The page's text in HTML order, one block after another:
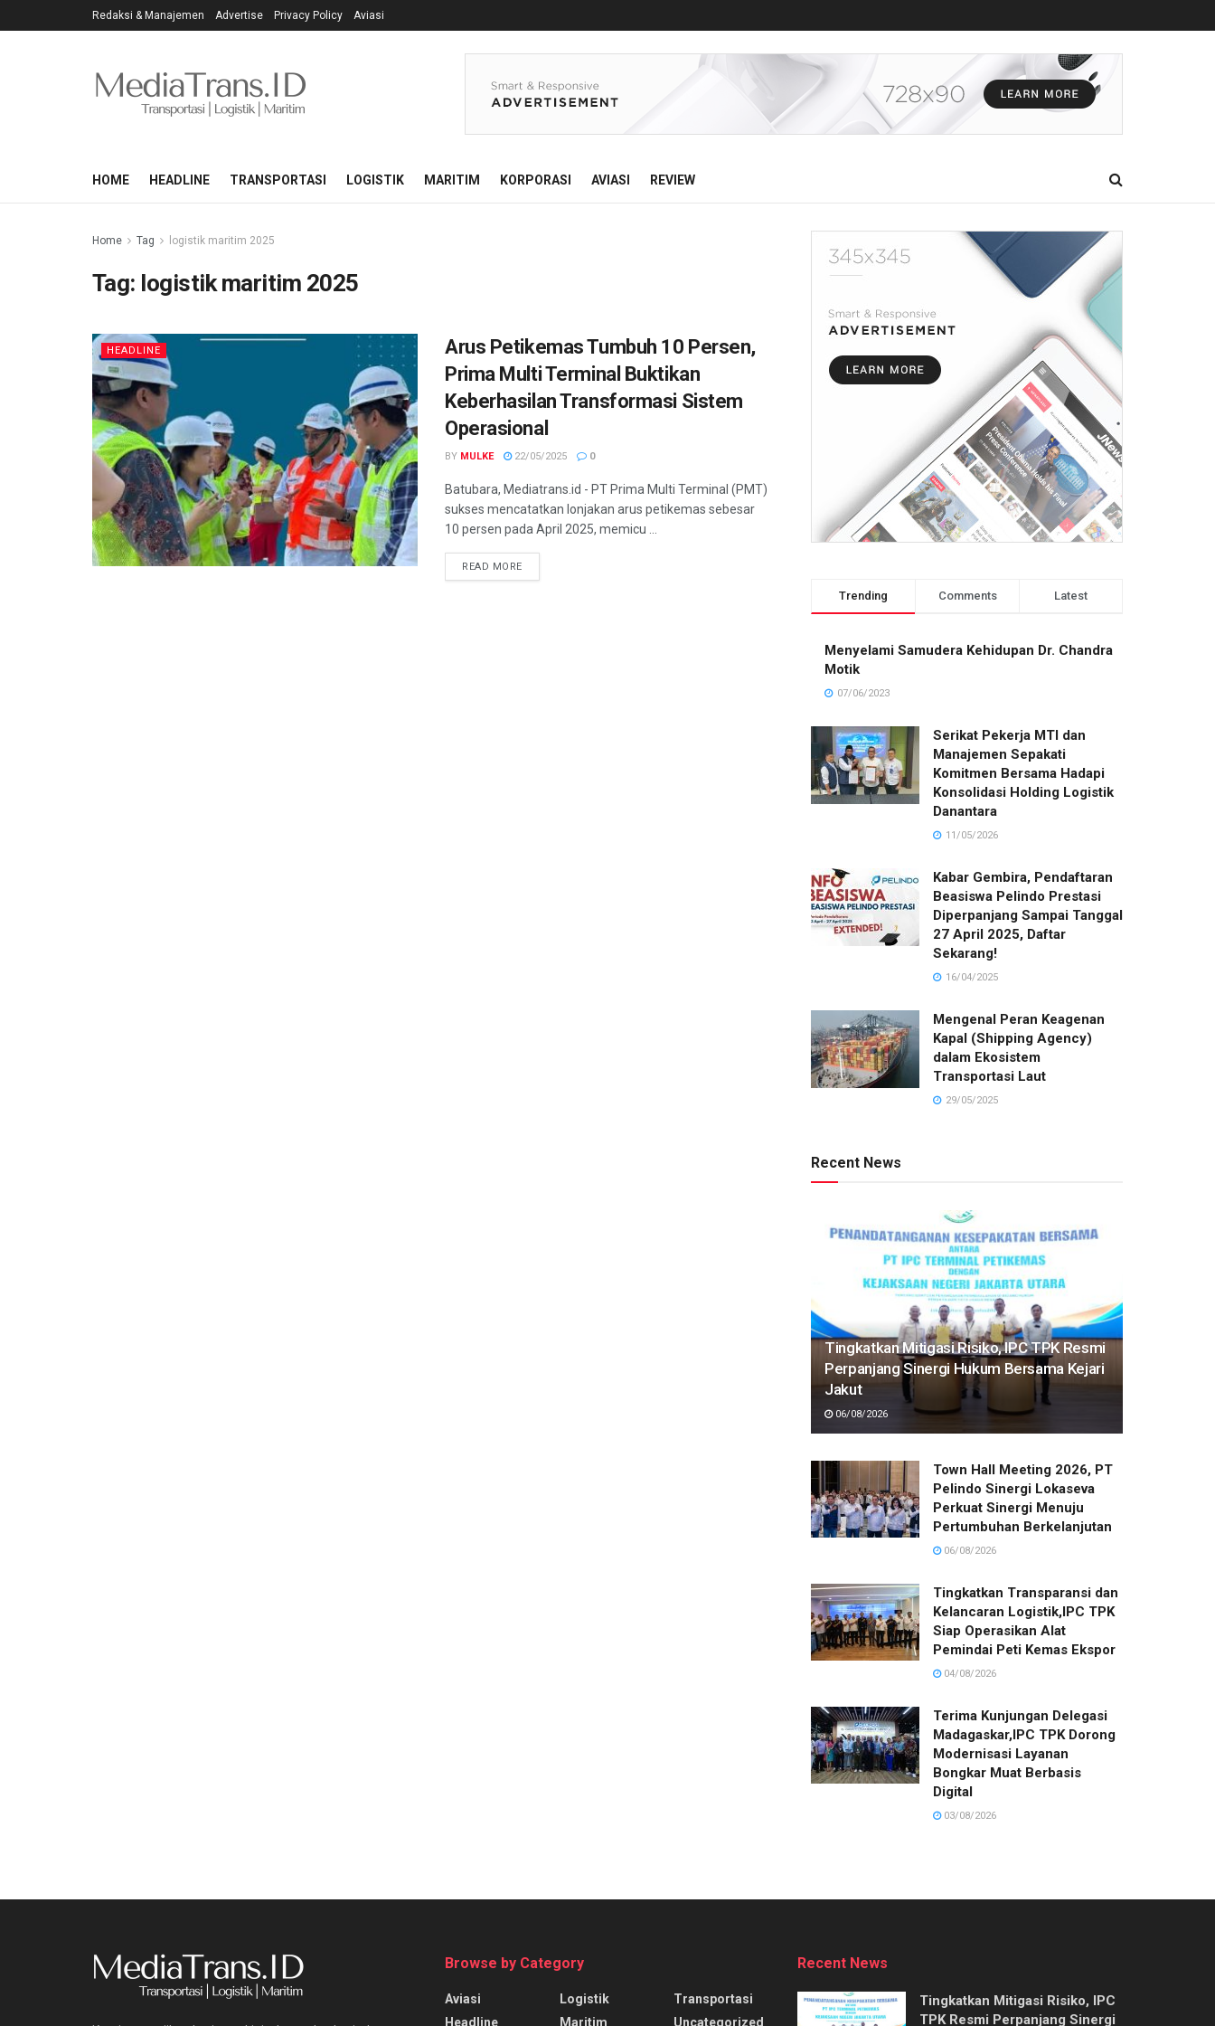
Redaksi & Manajemen Advertise Privacy Policy Aviasi
HOME HEADLINE TRANSPORTASI LOGISTIK MARITIM KORPORASI AVIASI REVIEW
Home Tag logistik maritim 2025
Tag: logistik maritim 2025
HEADLINE
Arus Petikemas Tumbuh 10 Persen,
Prima Multi Terminal Buktikan
Keberhasilan Transformasi Sistem
Operasional
BY MULKE 22/05/2025 0
Batubara, Mediatrans.id - PT Prima Multi Terminal (PMT)
sukses mencatatkan lonjakan arus petikemas sebesar
10 persen pada April 2025, memicu ...
READ MORE
Trending Comments Latest
Menyelami Samudera Kehidupan Dr. Chandra
Motik
07/06/2023
Serikat Pekerja MTI dan
Manajemen Sepakati
Komitmen Bersama Hadapi
Konsolidasi Holding Logistik
Danantara
11/05/2026
Kabar Gembira, Pendaftaran
Beasiswa Pelindo Prestasi
Diperpanjang Sampai Tanggal
27 April 2025, Daftar
Sekarang!
16/04/2025
Mengenal Peran Keagenan
Kapal (Shipping Agency)
dalam Ekosistem
Transportasi Laut
29/05/2025
Recent News
Tingkatkan Mitigasi Risiko, IPC TPK Resmi
Perpanjang Sinergi Hukum Bersama Kejari
Jakut
06/08/2026
Town Hall Meeting 2026, PT
Pelindo Sinergi Lokaseva
Perkuat Sinergi Menuju
Pertumbuhan Berkelanjutan
06/08/2026
Tingkatkan Transparansi dan
Kelancaran Logistik,IPC TPK
Siap Operasikan Alat
Pemindai Peti Kemas Ekspor
04/08/2026
Terima Kunjungan Delegasi
Madagaskar,IPC TPK Dorong
Modernisasi Layanan
Bongkar Muat Berbasis
Digital
03/08/2026
Browse by Category
Aviasi
Headline
Logistik
Maritim
Transportasi
Uncategorized
Recent News
Tingkatkan Mitigasi Risiko, IPC
TPK Resmi Perpanjang Sinergi